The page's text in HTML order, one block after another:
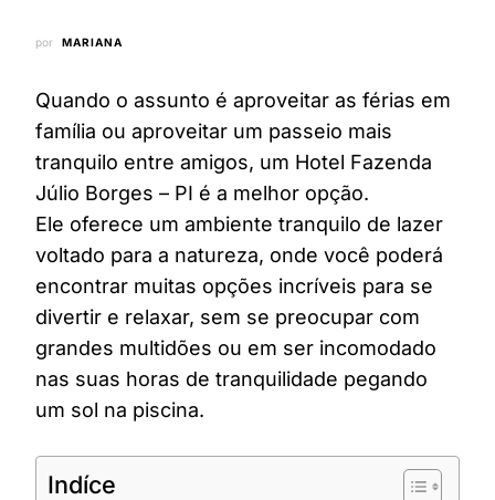
por MARIANA
Quando o assunto é aproveitar as férias em
família ou aproveitar um passeio mais
tranquilo entre amigos, um Hotel Fazenda
Júlio Borges – PI é a melhor opção.
Ele oferece um ambiente tranquilo de lazer
voltado para a natureza, onde você poderá
encontrar muitas opções incríveis para se
divertir e relaxar, sem se preocupar com
grandes multidões ou em ser incomodado
nas suas horas de tranquilidade pegando
um sol na piscina.
Indíce